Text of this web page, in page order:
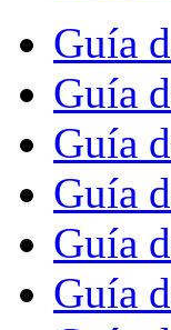
Guía
Guía
Guía
Guía
Guía
Guía